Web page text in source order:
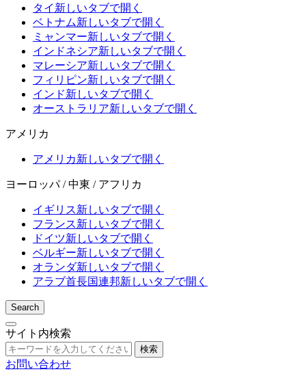
タイ 新しいタブで開く
ベトナム新しいタブで開く
ミャンマー新しいタブで開く
インドネシア新しいタブで開く
マレーシア新しいタブで開く
フィリピン新しいタブで開く
インド新しいタブで開く
オーストラリア新しいタブで開く
アメリカ
アメリカ新しいタブで開く
ヨーロッパ / 中東 / アフリカ
イギリス新しいタブで開く
フランス新しいタブで開く
ドイツ新しいタブで開く
ベルギー新しいタブで開く
オランダ新しいタブで開く
アラブ首長国連邦新しいタブで開く
Search
サイト内検索
検索
お問い合わせ